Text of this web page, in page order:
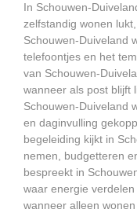
In Schouwen-
zelfstandig wonen
Schouwen-Duiveland
telefoontjes en het
van Schouwen-
wanneer als post blijft
Schouwen-Duiveland
en daginvulling
begeleiding kijkt in
nemen, budgetteren
bespreekt in
waar energie
wanneer alleen